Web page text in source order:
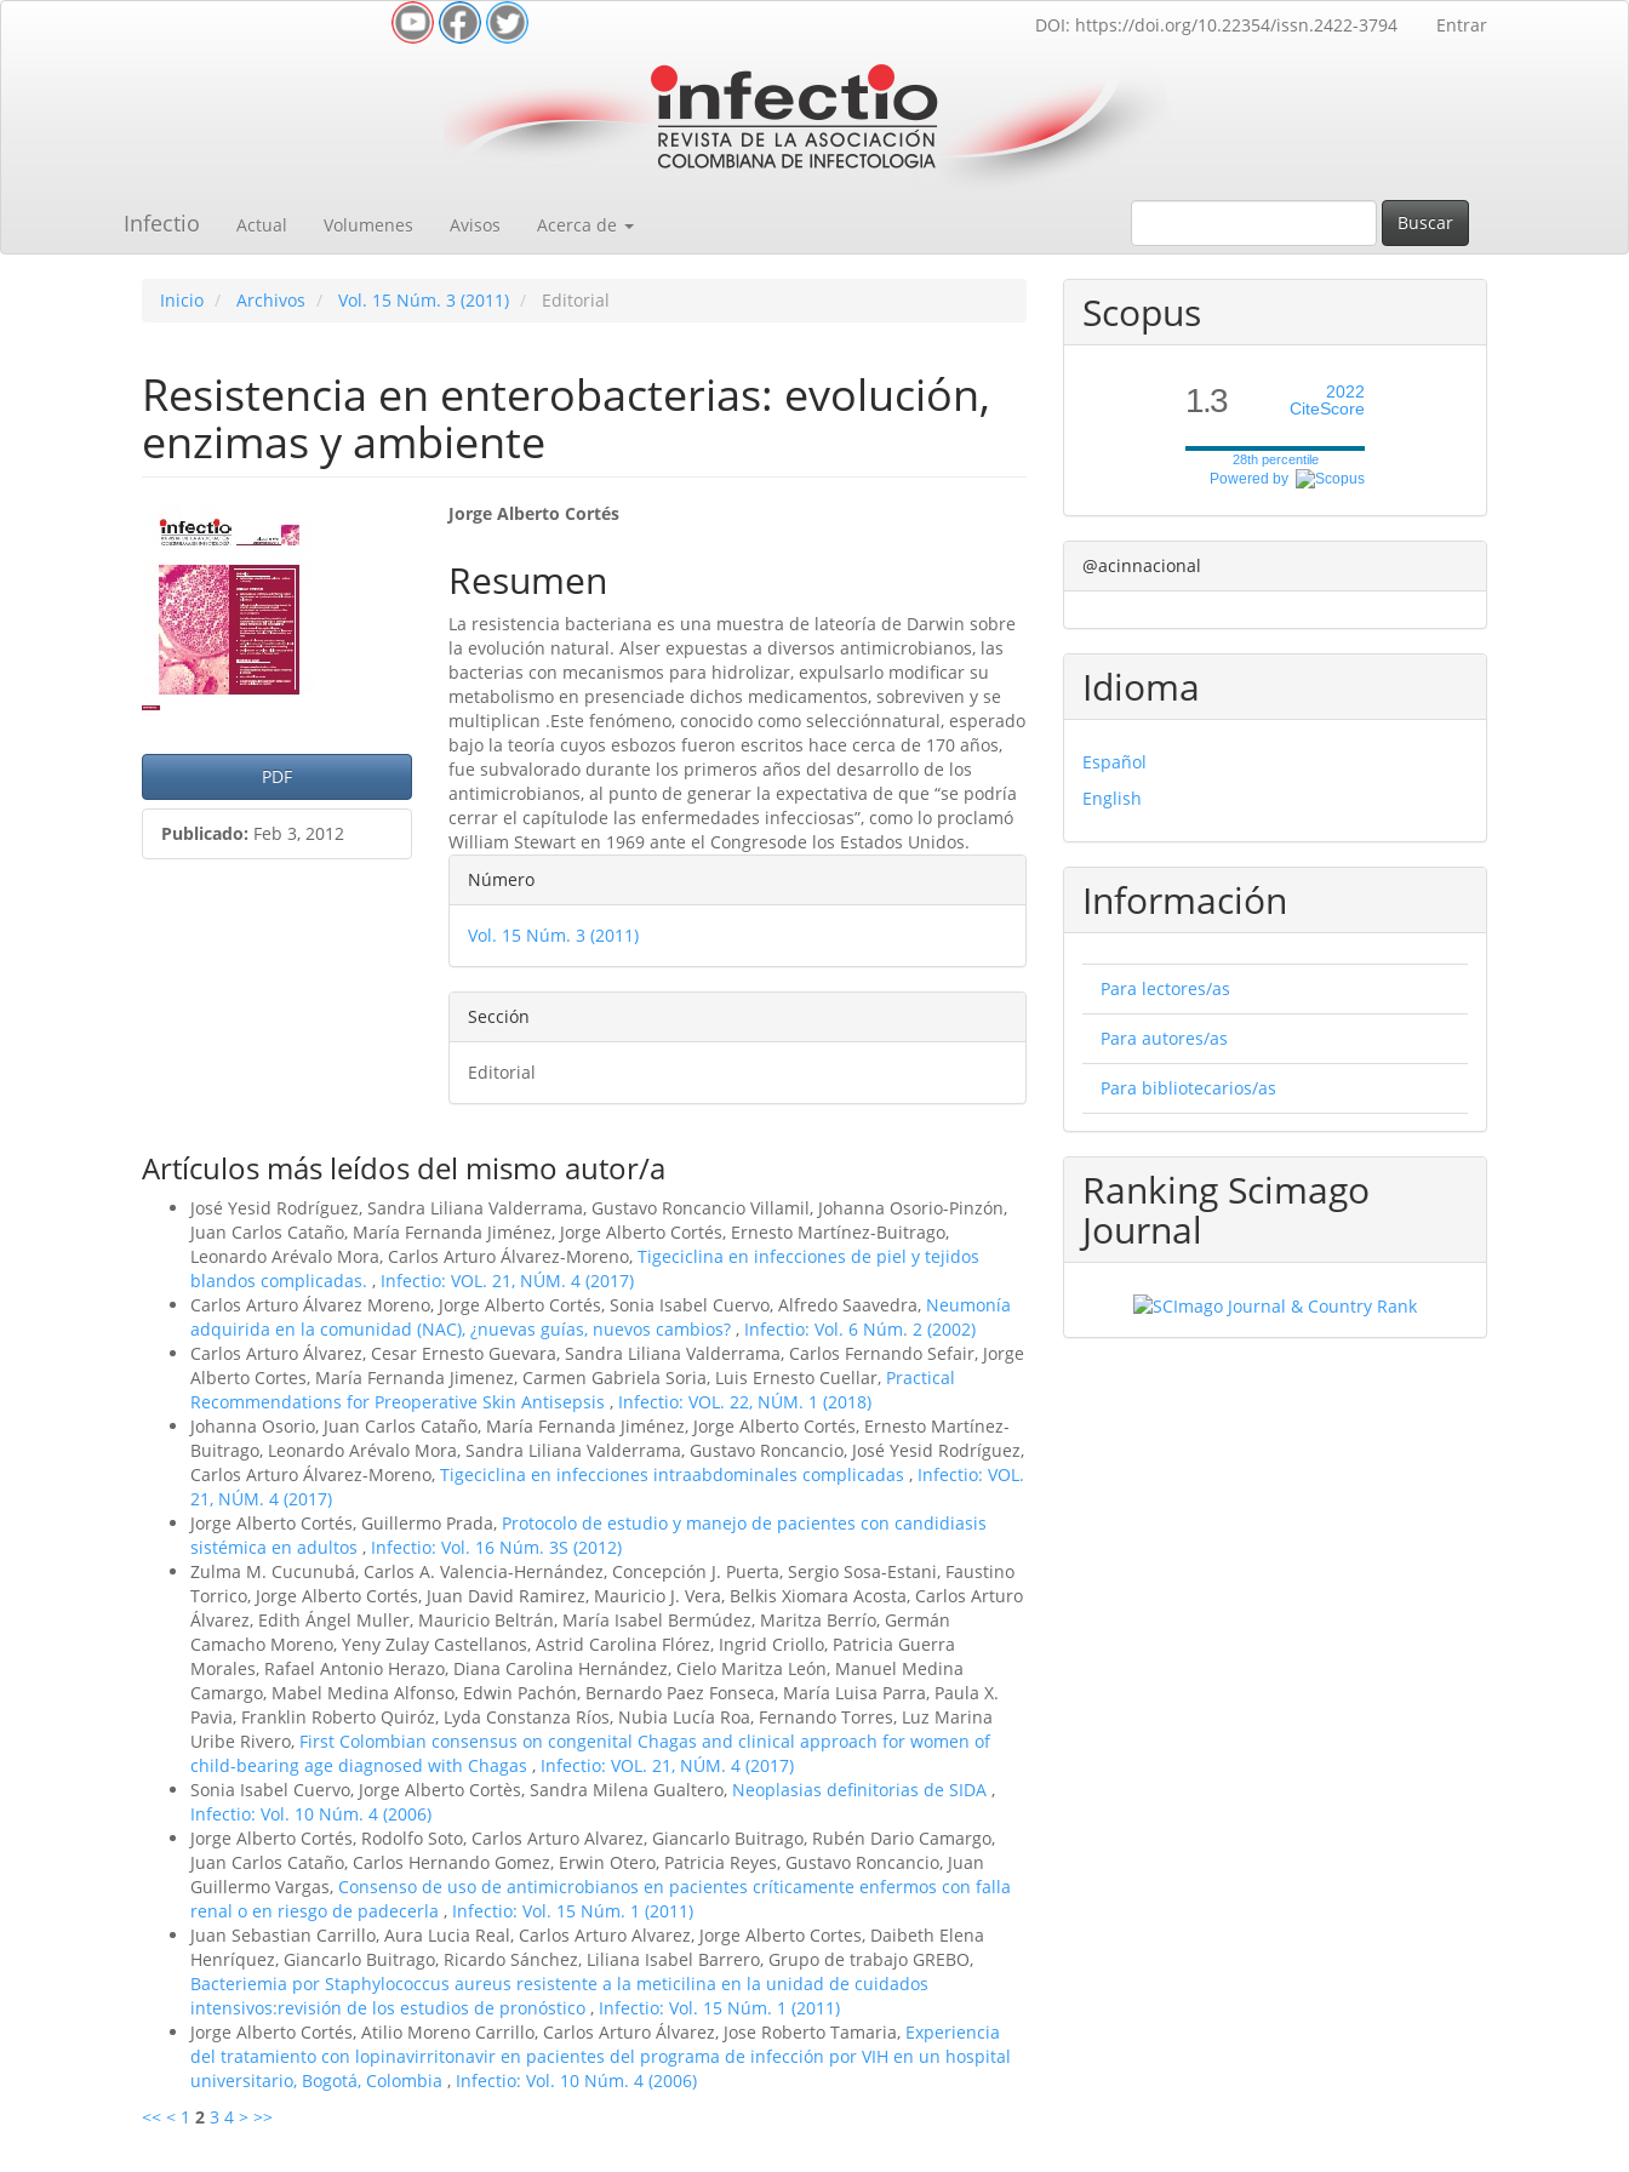
DOI: https://doi.org/10.22354/issn.2422-3794 Entrar
Infectio Actual Volumenes Avisos Acerca de Buscar
Inicio Archivos Vol. 15 Núm. 3 (2011) Editorial
Resistencia en enterobacterias: evolución,
enzimas y ambiente
Barra
lateral
del
artículo
PDF
Publicado: Feb 3, 2012
Contenido
principal
del
artículo
Jorge Alberto Cortés
Resumen
La resistencia bacteriana es una muestra de lateoría de Darwin sobre
la evolución natural. Alser expuestas a diversos antimicrobianos, las
bacterias con mecanismos para hidrolizar, expulsarlo modificar su
metabolismo en presenciade dichos medicamentos, sobreviven y se
multiplican .Este fenómeno, conocido como selecciónnatural, esperado
bajo la teoría cuyos esbozos fueron escritos hace cerca de 170 años,
fue subvalorado durante los primeros años del desarrollo de los
antimicrobianos, al punto de generar la expectativa de que “se podría
cerrar el capítulode las enfermedades infecciosas”, como lo proclamó
William Stewart en 1969 ante el Congresode los Estados Unidos.
Detalles
del
artículo
Número
Vol. 15 Núm. 3 (2011)
Sección
Editorial
Artículos más leídos del mismo autor/a
José Yesid Rodríguez, Sandra Liliana Valderrama, Gustavo Roncancio Villamil, Johanna Osorio-Pinzón,
Juan Carlos Cataño, María Fernanda Jiménez, Jorge Alberto Cortés, Ernesto Martínez-Buitrago,
Leonardo Arévalo Mora, Carlos Arturo Álvarez-Moreno, Tigeciclina en infecciones de piel y tejidos
blandos complicadas. , Infectio: VOL. 21, NÚM. 4 (2017)
Carlos Arturo Álvarez Moreno, Jorge Alberto Cortés, Sonia Isabel Cuervo, Alfredo Saavedra, Neumonía
adquirida en la comunidad (NAC), ¿nuevas guías, nuevos cambios? , Infectio: Vol. 6 Núm. 2 (2002)
Carlos Arturo Álvarez, Cesar Ernesto Guevara, Sandra Liliana Valderrama, Carlos Fernando Sefair, Jorge
Alberto Cortes, María Fernanda Jimenez, Carmen Gabriela Soria, Luis Ernesto Cuellar, Practical
Recommendations for Preoperative Skin Antisepsis , Infectio: VOL. 22, NÚM. 1 (2018)
Johanna Osorio, Juan Carlos Cataño, María Fernanda Jiménez, Jorge Alberto Cortés, Ernesto Martínez-
Buitrago, Leonardo Arévalo Mora, Sandra Liliana Valderrama, Gustavo Roncancio, José Yesid Rodríguez,
Carlos Arturo Álvarez-Moreno, Tigeciclina en infecciones intraabdominales complicadas , Infectio: VOL.
21, NÚM. 4 (2017)
Jorge Alberto Cortés, Guillermo Prada, Protocolo de estudio y manejo de pacientes con candidiasis
sistémica en adultos , Infectio: Vol. 16 Núm. 3S (2012)
Zulma M. Cucunubá, Carlos A. Valencia-Hernández, Concepción J. Puerta, Sergio Sosa-Estani, Faustino
Torrico, Jorge Alberto Cortés, Juan David Ramirez, Mauricio J. Vera, Belkis Xiomara Acosta, Carlos Arturo
Álvarez, Edith Ángel Muller, Mauricio Beltrán, María Isabel Bermúdez, Maritza Berrío, Germán
Camacho Moreno, Yeny Zulay Castellanos, Astrid Carolina Flórez, Ingrid Criollo, Patricia Guerra
Morales, Rafael Antonio Herazo, Diana Carolina Hernández, Cielo Maritza León, Manuel Medina
Camargo, Mabel Medina Alfonso, Edwin Pachón, Bernardo Paez Fonseca, María Luisa Parra, Paula X.
Pavia, Franklin Roberto Quiróz, Lyda Constanza Ríos, Nubia Lucía Roa, Fernando Torres, Luz Marina
Uribe Rivero, First Colombian consensus on congenital Chagas and clinical approach for women of
child-bearing age diagnosed with Chagas , Infectio: VOL. 21, NÚM. 4 (2017)
Sonia Isabel Cuervo, Jorge Alberto Cortès, Sandra Milena Gualtero, Neoplasias definitorias de SIDA ,
Infectio: Vol. 10 Núm. 4 (2006)
Jorge Alberto Cortés, Rodolfo Soto, Carlos Arturo Alvarez, Giancarlo Buitrago, Rubén Dario Camargo,
Juan Carlos Cataño, Carlos Hernando Gomez, Erwin Otero, Patricia Reyes, Gustavo Roncancio, Juan
Guillermo Vargas, Consenso de uso de antimicrobianos en pacientes críticamente enfermos con falla
renal o en riesgo de padecerla , Infectio: Vol. 15 Núm. 1 (2011)
Juan Sebastian Carrillo, Aura Lucia Real, Carlos Arturo Alvarez, Jorge Alberto Cortes, Daibeth Elena
Henríquez, Giancarlo Buitrago, Ricardo Sánchez, Liliana Isabel Barrero, Grupo de trabajo GREBO,
Bacteriemia por Staphylococcus aureus resistente a la meticilina en la unidad de cuidados
intensivos:revisión de los estudios de pronóstico , Infectio: Vol. 15 Núm. 1 (2011)
Jorge Alberto Cortés, Atilio Moreno Carrillo, Carlos Arturo Álvarez, Jose Roberto Tamaria, Experiencia
del tratamiento con lopinavirritonavir en pacientes del programa de infección por VIH en un hospital
universitario, Bogotá, Colombia , Infectio: Vol. 10 Núm. 4 (2006)
<< < 1 2 3 4 > >>
Scopus
1.3
2022
CiteScore
28th percentile
Powered by
@acinnacional
Idioma
Español
English
Información
Para lectores/as
Para autores/as
Para bibliotecarios/as
Ranking Scimago
Journal